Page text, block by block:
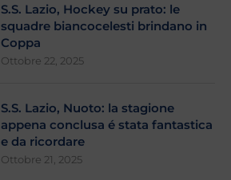
S.S. Lazio, Hockey su prato: le
squadre biancocelesti brindano in
Coppa
Ottobre 22, 2025
S.S. Lazio, Nuoto: la stagione
appena conclusa é stata fantastica
e da ricordare
Ottobre 21, 2025